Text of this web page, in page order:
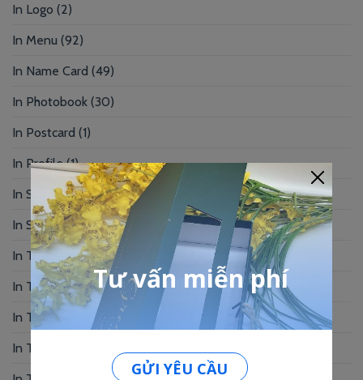
In Logo (2)
In Menu (92)
In Name Card (49)
In Photobook (30)
In Postcard (1)
In Profile(1)
In Sổ Tay(2)
In Standee – PP(2)
In Tag Treo(7)
In Thẻ Bài(2)
In Thẻ Nhân Viên (3)
In Thẻ Nhựa